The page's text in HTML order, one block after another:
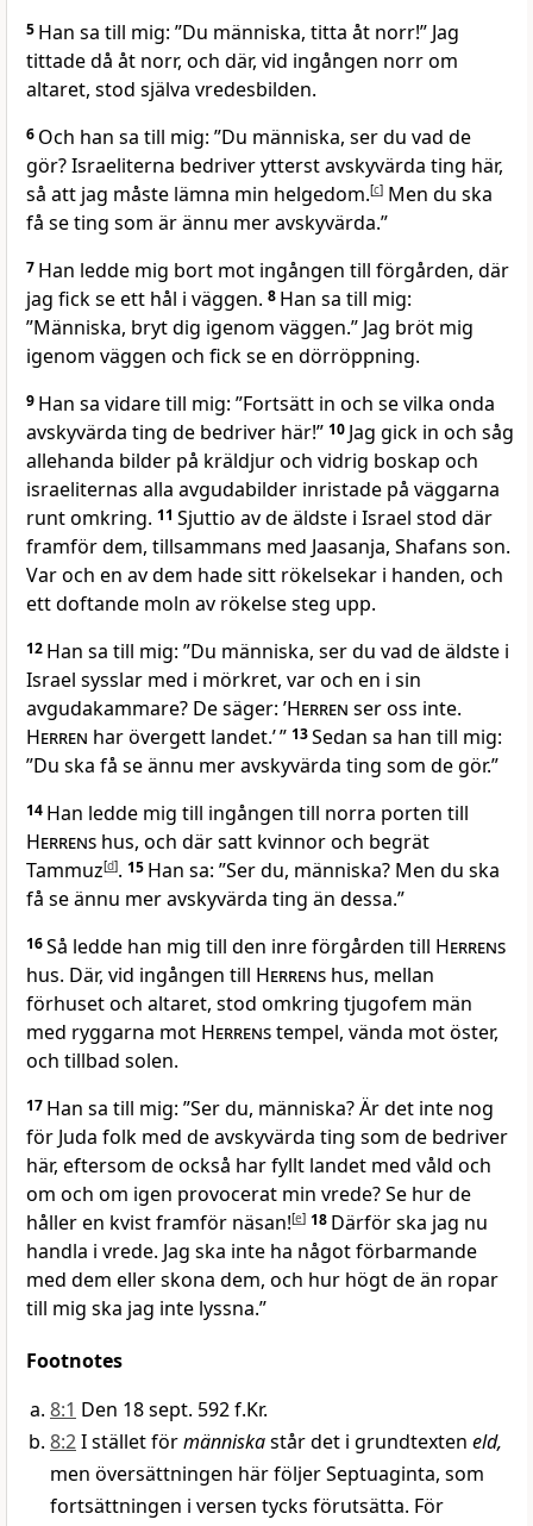
5 Han sa till mig: ”Du människa, titta åt norr!” Jag
tittade då åt norr, och där, vid ingången norr om
altaret, stod själva vredesbilden.
6 Och han sa till mig: ”Du människa, ser du vad de
gör? Israeliterna bedriver ytterst avskyvärda ting här,
så att jag måste lämna min helgedom.[c] Men du ska
få se ting som är ännu mer avskyvärda.”
7 Han ledde mig bort mot ingången till förgården, där
jag fick se ett hål i väggen. 8 Han sa till mig:
”Människa, bryt dig igenom väggen.” Jag bröt mig
igenom väggen och fick se en dörröppning.
9 Han sa vidare till mig: ”Fortsätt in och se vilka onda
avskyvärda ting de bedriver här!” 10 Jag gick in och såg
allehanda bilder på kräldjur och vidrig boskap och
israeliternas alla avgudabilder inristade på väggarna
runt omkring. 11 Sjuttio av de äldste i Israel stod där
framför dem, tillsammans med Jaasanja, Shafans son.
Var och en av dem hade sitt rökelsekar i handen, och
ett doftande moln av rökelse steg upp.
12 Han sa till mig: ”Du människa, ser du vad de äldste i
Israel sysslar med i mörkret, var och en i sin
avgudakammare? De säger: ’Herren ser oss inte.
Herren har övergett landet.’ ” 13Sedan sa han till mig:
”Du ska få se ännu mer avskyvärda ting som de gör.”
14 Han ledde mig till ingången till norra porten till
Herrens hus, och där satt kvinnor och begrät
Tammuz[d]. 15 Han sa: ”Ser du, människa? Men du ska
få se ännu mer avskyvärda ting än dessa.”
16Så ledde han mig till den inre förgården till Herrens
hus. Där, vid ingången till Herrens hus, mellan
förhuset och altaret, stod omkring tjugofem män
med ryggarna mot Herrenstempel, vända mot öster,
och tillbad solen.
17 Han sa till mig: ”Ser du, människa? Är det inte nog
för Juda folk med de avskyvärda ting som de bedriver
här, eftersom de också har fyllt landet med våld och
om och om igen provocerat min vrede? Se hur de
håller en kvist framför näsan![e] 18 Därför ska jag nu
handla i vrede. Jag ska inte ha något förbarmande
med dem eller skona dem, och hur högt de än ropar
till mig ska jag inte lyssna.”
Footnotes
8:1 Den 18 sept. 592 f.Kr.
8:2I stället förmänniskastår det i grundtexten eld,
men översättningen här följer Septuaginta, som
fortsättningen i versen tycks förutsätta. För